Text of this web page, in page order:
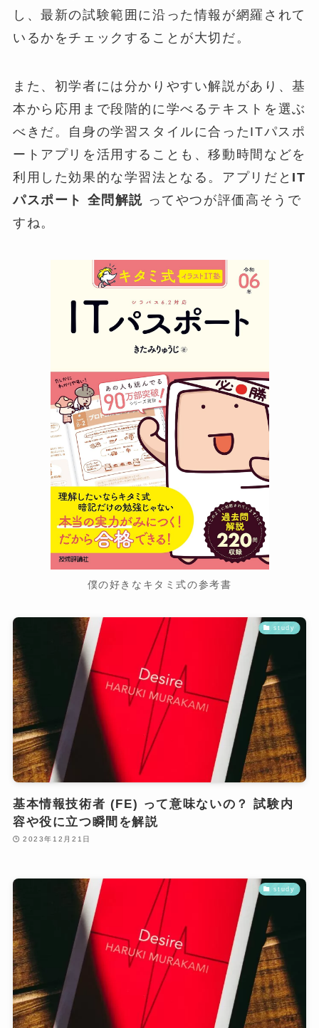
し、最新の試験範囲に沿った情報が網羅されて
いるかをチェックすることが大切だ。
また、初学者には分かりやすい解説があり、基
本から応用まで段階的に学べるテキストを選ぶ
べきだ。自身の学習スタイルに合ったITパスポ
ートアプリを活用することも、移動時間などを
利用した効果的な学習法となる。アプリだと IT
パスポート 全問解説 ってやつが評価高そうで
すね。
僕の好きなキタミ式の参考書
study
基本情報技術者 (FE) って意味ないの？ 試験内
容や役に立つ瞬間を解説
2023年12月21日
study